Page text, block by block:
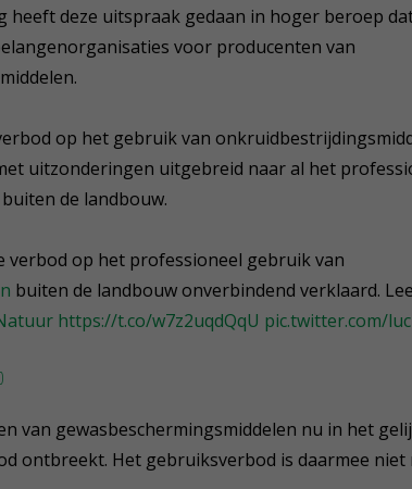
heeft deze uitspraak gedaan in hoger beroep
voor producenten van
op het gebruik van
uitzonderingen uitgebreid naar al het
de landbouw.
verbod op het professioneel gebruik van
buiten de landbouw onverbindend verklaard.
https://t.co/w7z2uqdQqU pic.twitter.com/
van gewasbeschermingsmiddelen nu in het
ontbreekt. Het gebruiksverbod is daarmee niet